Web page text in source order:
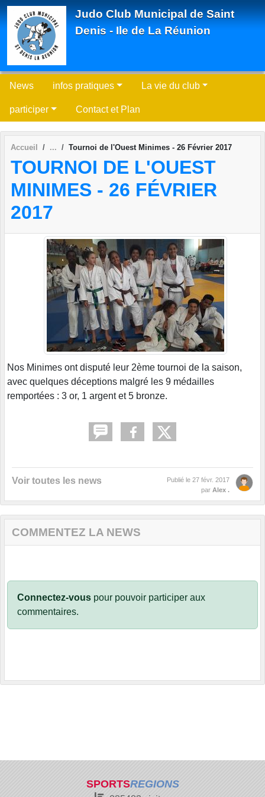
Judo Club Municipal de Saint
Denis - Ile de La Réunion
News infos pratiques La vie du club
participer Contact et Plan
Accueil Tournoi de l'Ouest Minimes - 26 Février 2017
TOURNOI DE L'OUEST
MINIMES - 26 FÉVRIER
2017
Nos Minimes ont disputé leur 2ème tournoi de la saison,
avec quelques déceptions malgré les 9 médailles
remportées : 3 or, 1 argent et 5 bronze.
Voir toutes les news Publié le 27 févr. 2017
par Alex .
COMMENTEZ LA NEWS
Connectez-vous pour pouvoir participer aux
commentaires.
SPORTSREGIONS
Panneau de gestion des cookies